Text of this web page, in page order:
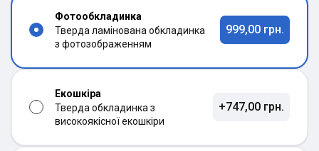
Фотообкладинка
Тверда ламінована обкладинка
з фотозображенням
999,00 грн.
Екошкіра
Тверда обкладинка з
високоякісної екошкіри
+747,00 грн.